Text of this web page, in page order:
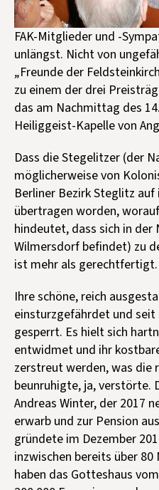
FAK-Mitglieder und -
unlängst. Nicht von
„Freunde der
zu einem der drei
das am Nachmittag des
Heiliggeist-Kapelle von
Dass die Stegelitzer (der
möglicherweise von
Berliner Bezirk Steglitz
übertragen worden,
hindeutet, dass sich in der
Wilmersdorf befindet) zu
ist mehr als gerechtfertigt.
Ihre schöne, reich
einsturzgefährdet und seit
gesperrt. Es hielt sich
entwidmet und ihr
zerstreut werden, was die
beunruhigte, ja, verstörte.
Andreas Winter, der 2017
erwarb und zur Pension
gründete im Dezember
inzwischen bereits über
haben das Gotteshaus